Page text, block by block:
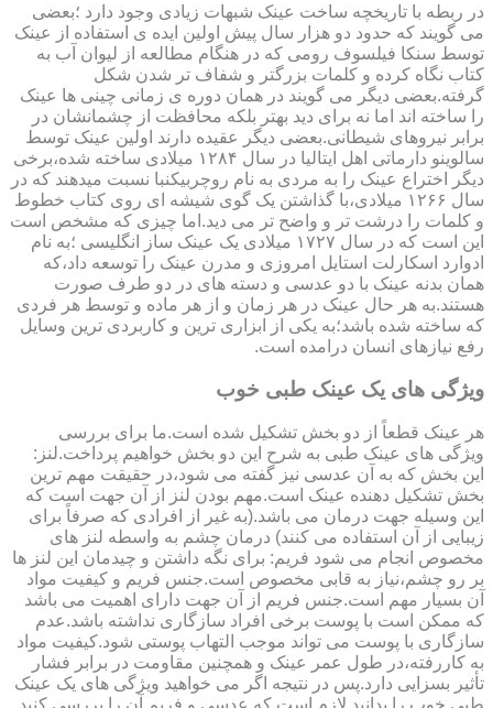
در ربطه با تاریخچه ساخت عینک شبهات زیادی وجود دارد ؛بعضی
می گویند که حدود دو هزار سال پیش اولین ایده ی استفاده از عینک
توسط سنکا فیلسوف رومی که در هنگام مطالعه از لیوان آب به
کتاب نگاه کرده و کلمات بزرگتر و شفاف تر شدن شکل
گرفته.بعضی دیگر می گویند در همان دوره ی زمانی چینی ها عینک
را ساخته اند اما نه برای دید بهتر بلکه محافظت از چشمانشان در
برابر نیروهای شیطانی.بعضی دیگر عقیده دارند اولین عینک توسط
سالوینو دارماتی اهل ایتالیا در سال ۱۲۸۴ میلادی ساخته شده،برخی
دیگر اختراع عینک را به مردی به نام روچربیکنبا نسبت میدهند که در
سال ۱۲۶۶ میلادی،با گذاشتن یک گوی شیشه ای روی کتاب خطوط
و کلمات را درشت تر و واضح تر می دید.اما چیزی که مشخص است
این است که در سال ۱۷۲۷ میلادی یک عینک ساز انگلیسی ؛به نام
ادوارد اسکارلت استایل امروزی و مدرن عینک را توسعه داد،که
همان بدنه عینک با دو عدسی و دسته های در دو طرف صورت
هستند.به هر حال عینک در هر زمان و از هر ماده و توسط هر فردی
که ساخته شده باشد؛به یکی از ابزاری ترین و کاربردی ترین وسایل
رفع نیازهای انسان درامده است.
ویژگی های یک عینک طبی خوب
هر عینک قطعاً از دو بخش تشکیل شده است.ما برای بررسی
ویژگی های عینک طبی به شرح این دو بخش خواهیم پرداخت.لنز:
این بخش که به آن عدسی نیز گفته می شود،در حقیقت مهم ترین
بخش تشکیل دهنده عینک است.مهم بودن لنز از آن جهت است که
این وسیله جهت درمان می باشد.(به غیر از افرادی که صرفاً برای
زیبایی از آن استفاده می کنند) درمان چشم به واسطه لنز های
مخصوص انجام می شود فریم: برای نگه داشتن و چیدمان این لنز ها
بر رو چشم،نیاز به قابی مخصوص است.جنس فریم و کیفیت مواد
آن بسیار مهم است.جنس فریم از آن جهت دارای اهمیت می باشد
که ممکن است با پوست برخی افراد سازگاری نداشته باشد.عدم
سازگاری با پوست می تواند موجب التهاب پوستی شود.کیفیت مواد
به کاررفته،در طول عمر عینک و همچنین مقاومت در برابر فشار
تأثیر بسزایی دارد.پس در نتیجه اگر می خواهید ویژگی های یک عینک